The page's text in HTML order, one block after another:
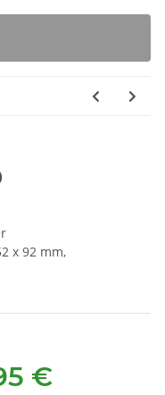
x 92 mm,
€